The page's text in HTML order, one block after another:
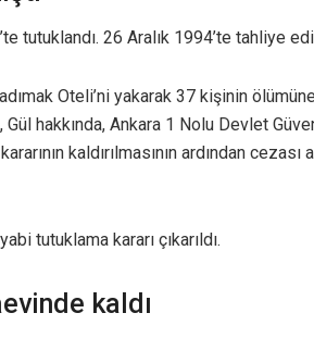
tutuklandı. 26 Aralık 1994’te tahliye
Oteli’ni yakarak 37 kişinin
hakkında, Ankara 1 Nolu Devlet
kaldırılmasının ardından cezası
tutuklama kararı çıkarıldı.
kaldı